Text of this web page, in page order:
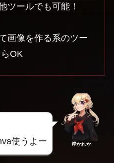
ツールでも可能！
画像を作る系のツー
OK
使うよー
岸かれか